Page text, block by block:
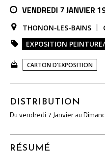
VENDREDI 7 JANVIER
THONON-LES-BAINS
EXPOSITION
CARTON D'EXPOSITION
DISTRIBUTION
Du vendredi 7 Janvier au
RÉSUMÉ